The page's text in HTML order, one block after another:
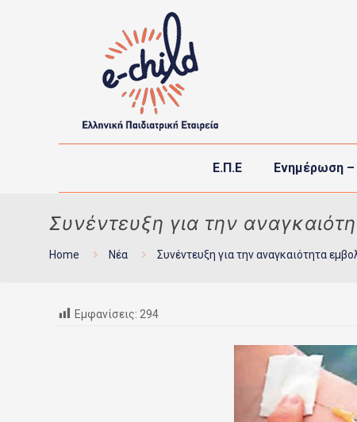
Ε.Π.Ε Ενημέρωση
Συνέντευξη για την
Home Νέα Συνέντευξη για την αναγκαιότητα
Εμφανίσεις: 294